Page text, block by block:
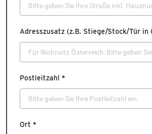
Adresszusatz (z.B. Stiege/Stock/Tür in
Postleitzahl *
Ort *